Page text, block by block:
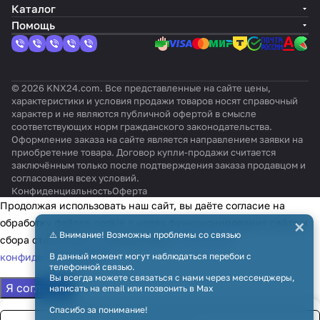
кл
ав
иш
,
ый
t,
черн
ый
RAL
но с
актуато
рами
к:
глянце
вый
темпе
ратур
остат
,
цвет:
глян
цевы
й
иний
Каталог
Помощь
© 2026 KNX24.com. Все представленные на сайте цены,
характеристики и условия продажи товаров носят справочный
характер и не являются публичной офертой в смысле
соответствующих норм гражданского законодательства.
Оформление заказа на сайте является направлением заявки на
приобретение товара. Договор купли-продажи считается
заключённым только после подтверждения заказа продавцом и
согласования всех условий.
КонфиденциальностьОферта
⚠️ Внимание! Возможны проблемы со связью
В данный момент могут наблюдаться перебои с
телефонной связью.
Вы всегда можете связаться с нами через мессенджеры,
написать на email или позвонить в Max
Спасибо за понимание!
×
Продолжая использовать наш сайт, вы даёте согласие на
обработку файлов cookie в целях функционирования сайта и
сбора статистики в соответствии сполитикой
конфиденциальности
Я согласен